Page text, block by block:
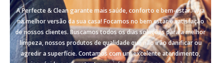
A Perfecte & Clean garante mais saúde, conforto e bem-estar. Viva
na melhor versão da sua casa! Focamos no bem estar e satisfação
de nossos clientes. Buscamos todos os dias soluções para a melhor
limpeza, nossos produtos de qualidade que não irão danificar ou
agredir a superfície. Contamos com um excelente atendimento,